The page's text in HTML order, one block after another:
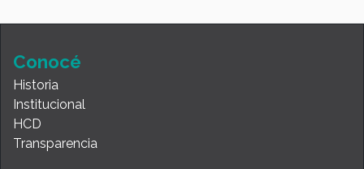
Conocé
Historia
Institucional
HCD
Transparencia